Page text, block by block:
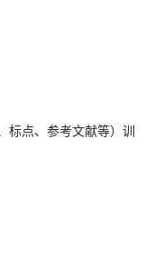
标点、参考文献等）训